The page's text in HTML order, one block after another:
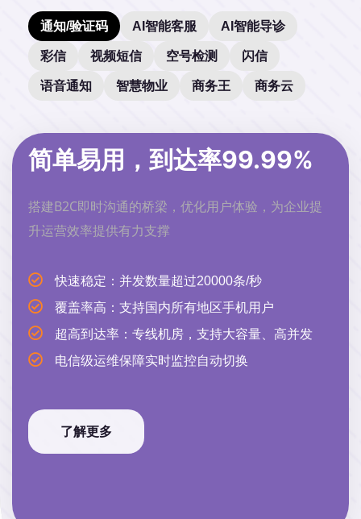
通知/验证码 AI智能客服 AI智能导诊
彩信 视频短信 空号检测 闪信
语音通知 智慧物业 商务王 商务云
简单易用，到达率99.99%
搭建B2C即时沟通的桥梁，优化用户体验，为企业提
升运营效率提供有力支撑
快速稳定：并发数量超过20000条/秒
覆盖率高：支持国内所有地区手机用户
超高到达率：专线机房，支持大容量、高并发
电信级运维保障实时监控自动切换
了解更多